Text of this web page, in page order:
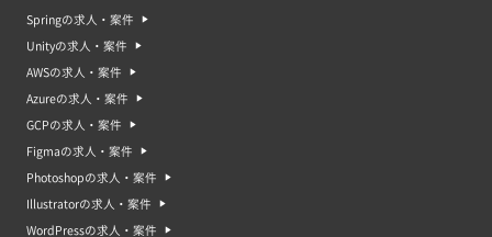
Springの求人・案件
Unityの求人・案件
AWSの求人・案件
Azureの求人・案件
GCPの求人・案件
Figmaの求人・案件
Photoshopの求人・案件
Illustratorの求人・案件
WordPressの求人・案件